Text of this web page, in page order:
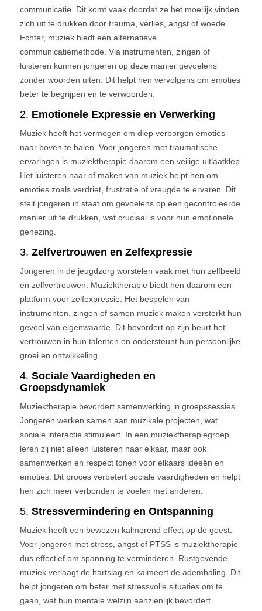
communicatie. Dit komt vaak doordat ze het moeilijk vinden
zich uit te drukken door trauma, verlies, angst of woede.
Echter, muziek biedt een alternatieve
communicatiemethode. Via instrumenten, zingen of
luisteren kunnen jongeren op deze manier gevoelens
zonder woorden uiten. Dit helpt hen vervolgens om emoties
beter te begrijpen en te verwoorden.
2. Emotionele Expressie en Verwerking
Muziek heeft het vermogen om diep verborgen emoties
naar boven te halen. Voor jongeren met traumatische
ervaringen is muziektherapie daarom een veilige uitlaatklep.
Het luisteren naar of maken van muziek helpt hen om
emoties zoals verdriet, frustratie of vreugde te ervaren. Dit
stelt jongeren in staat om gevoelens op een gecontroleerde
manier uit te drukken, wat cruciaal is voor hun emotionele
genezing.
3. Zelfvertrouwen en Zelfexpressie
Jongeren in de jeugdzorg worstelen vaak met hun zelfbeeld
en zelfvertrouwen. Muziektherapie biedt hen daarom een
platform voor zelfexpressie. Het bespelen van
instrumenten, zingen of samen muziek maken versterkt hun
gevoel van eigenwaarde. Dit bevordert op zijn beurt het
vertrouwen in hun talenten en ondersteunt hun persoonlijke
groei en ontwikkeling.
4. Sociale Vaardigheden en
Groepsdynamiek
Muziektherapie bevordert samenwerking in groepssessies.
Jongeren werken samen aan muzikale projecten, wat
sociale interactie stimuleert. In een muziektherapiegroep
leren zij niet alleen luisteren naar elkaar, maar ook
samenwerken en respect tonen voor elkaars ideeën en
emoties. Dit proces verbetert sociale vaardigheden en helpt
hen zich meer verbonden te voelen met anderen.
5. Stressvermindering en Ontspanning
Muziek heeft een bewezen kalmerend effect op de geest.
Voor jongeren met stress, angst of PTSS is muziektherapie
dus effectief om spanning te verminderen. Rustgevende
muziek verlaagt de hartslag en kalmeert de ademhaling. Dit
helpt jongeren om beter met stressvolle situaties om te
gaan, wat hun mentale welzijn aanzienlijk bevordert.